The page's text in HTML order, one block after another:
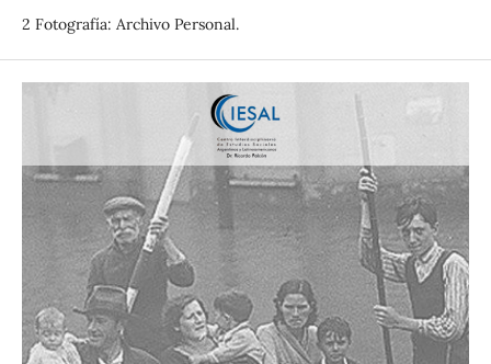
2 Fotografía: Archivo Personal.